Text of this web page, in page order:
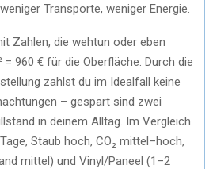
Transporte, weniger Energie.
Zahlen, die wehtun oder eben
= 960 € für die Oberfläche. Durch die
zahlst du im Idealfall keine
– gespart sind zwei
in deinem Alltag. Im Vergleich
Staub hoch, CO₂ mittel–hoch,
mittel) und Vinyl/Paneel (1–2